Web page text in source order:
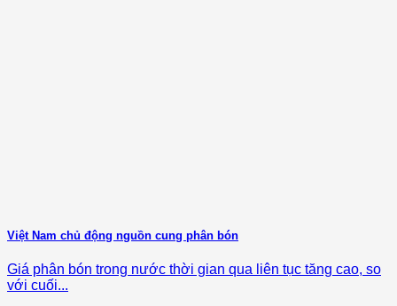
Việt Nam chủ động nguồn cung phân bón
Giá phân bón trong nước thời gian qua liên tục tăng cao, so
với cuối...